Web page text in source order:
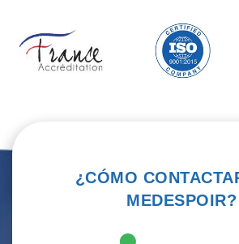
¿CÓMO
MEDESPOIR?